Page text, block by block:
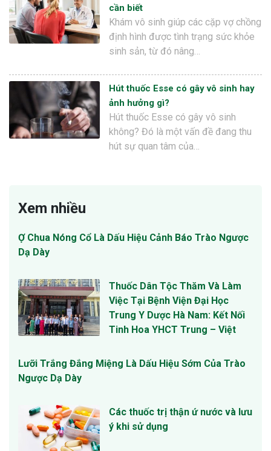
cần biết
Khám vô sinh giúp các cặp vợ chồng
định hình được tình trạng sức khỏe
sinh sản, từ đó nâng…
Hút thuốc Esse có gây vô sinh hay
ảnh hưởng gì?
Hút thuốc Esse có gây vô sinh
không? Đó là một vấn đề đang thu
hút sự quan tâm của…
Xem nhiều
Ợ Chua Nóng Cổ Là Dấu Hiệu Cảnh Báo Trào Ngược
Dạ Dày
Thuốc Dân Tộc Thăm Và Làm
Việc Tại Bệnh Viện Đại Học
Trung Y Dược Hà Nam: Kết Nối
Tinh Hoa YHCT Trung – Việt
Lưỡi Trắng Đắng Miệng Là Dấu Hiệu Sớm Của Trào
Ngược Dạ Dày
Các thuốc trị thận ứ nước và lưu
ý khi sử dụng